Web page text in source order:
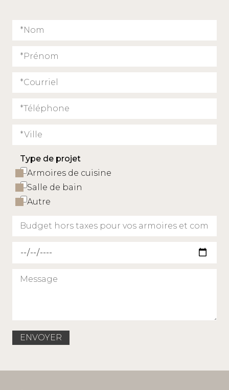
Type de projet
Armoires de cuisine
Salle de bain
Autre
Date de livraison souhaitée